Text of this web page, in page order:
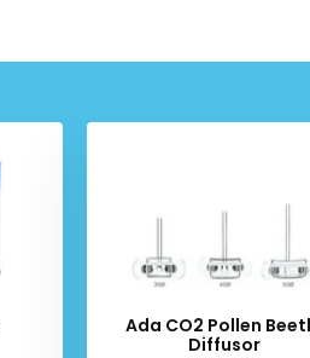
Ada CO2 Pollen
Diffusor